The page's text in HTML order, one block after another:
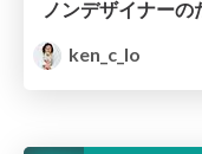
ken_c_lo